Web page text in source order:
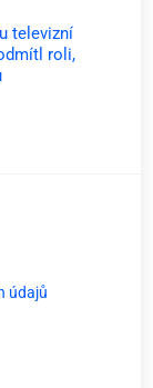
televizní
roli,
údajů